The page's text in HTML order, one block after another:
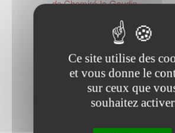
de Chemiré-le-Gaudin
Contacter l'office de tourisme
Ce site utilise des
et vous donne le
sur ceux que
souhaitez activer